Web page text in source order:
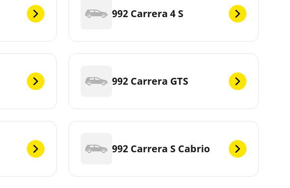
992 Carrera 4 S
992 Carrera GTS
992 Carrera S Cabrio